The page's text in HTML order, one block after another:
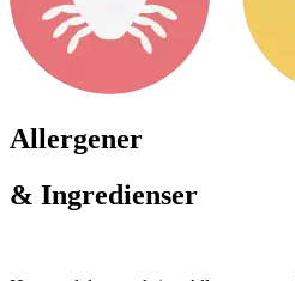
Allergener
& Ingredienser